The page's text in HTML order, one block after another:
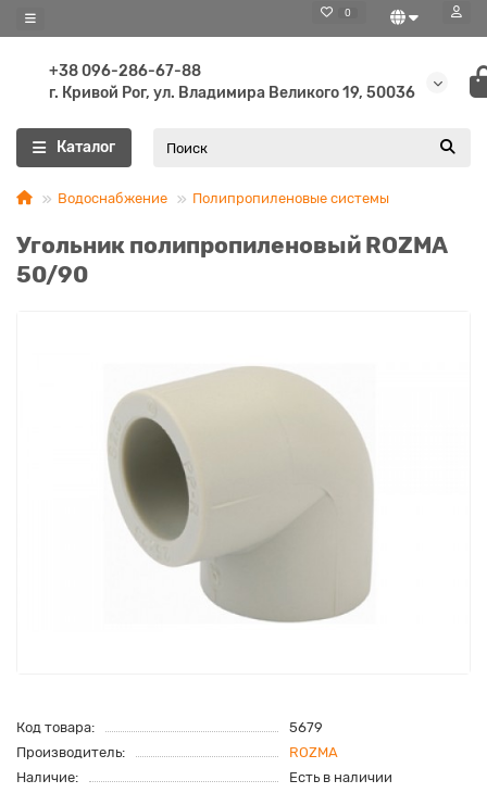
0
+38 096-286-67-88
г. Кривой Рог, ул. Владимира Великого 19, 50036
Каталог
Водоснабжение Полипропиленовые системы
Угольник полипропиленовый ROZMA
50/90
Код товара:
5679
Производитель:
ROZMA
Наличие:
Есть в наличии